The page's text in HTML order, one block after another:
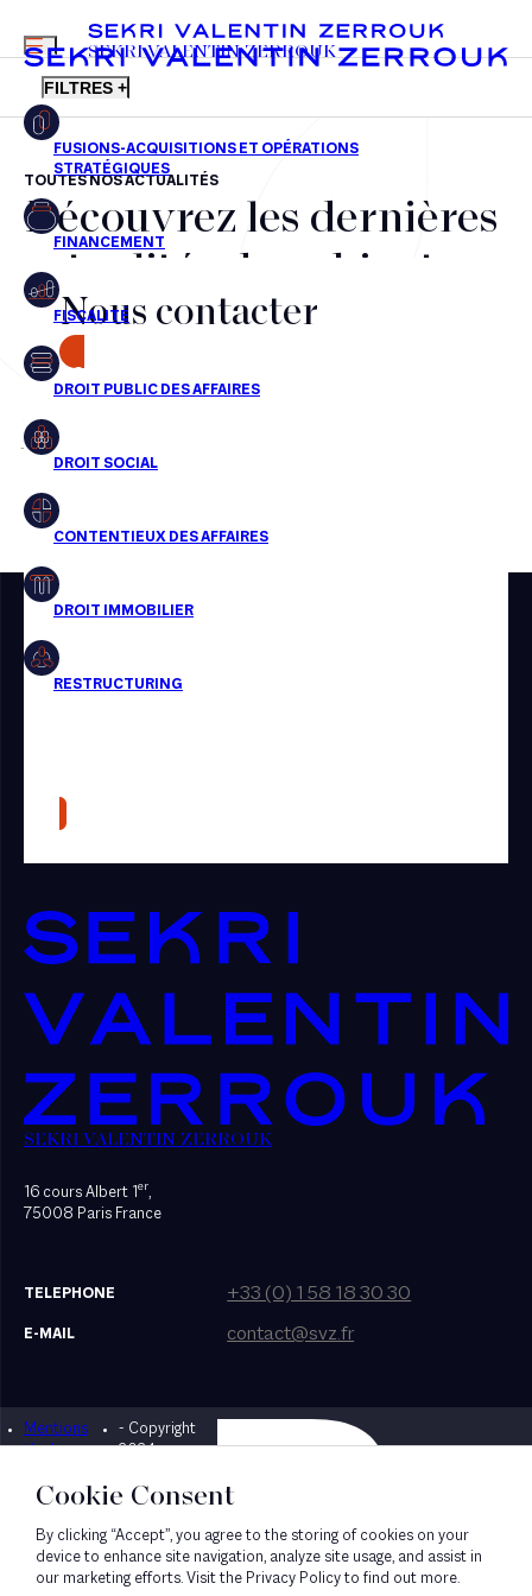
FR EN
MENU
SEKRI VALENTIN ZERROUK
FILTRES +
Fusions-acquisitions et opérations stratégiques
Financement
Fiscalité
Droit public des affaires
Droit social
Droit immobilier
Restructuring
Presse
TOUTES NOS ACTUALITÉS
Découvrez les dernières
actualités du cabinet,
nos récompenses et nos
transactions, jour après
jour
Aucun résultats pour cette recherche
Nous contacter
SEKRI VALENTIN ZERROUK
16 cours Albert 1er,
75008 Paris France
TELEPHONE +33 (0) 1 58 18 30 30
E-MAIL contact@svz.fr
Mentions
légales
- Copyright
2024
Designed by Bonhomme
Cookie Consent
By clicking “Accept”, you agree to the storing of cookies on your
device to enhance site navigation, analyze site usage, and assist in
our marketing efforts. Visit the Privacy Policy to find out more.